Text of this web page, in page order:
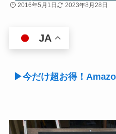
2016年5月1日 2023年8月28日
JA
▶今だけ超お得！